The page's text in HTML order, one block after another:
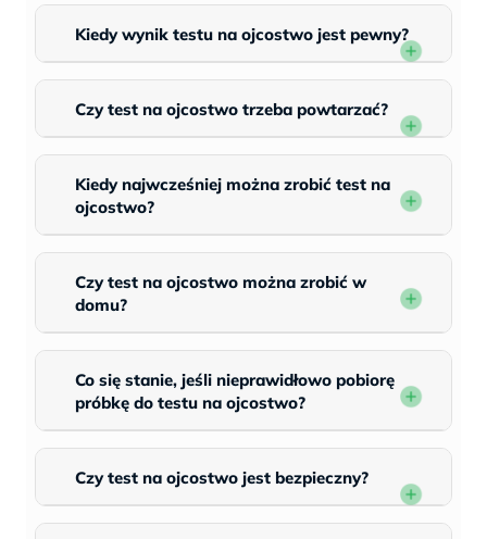
Kiedy wynik testu na ojcostwo jest pewny?
Czy test na ojcostwo trzeba powtarzać?
Kiedy najwcześniej można zrobić test na
ojcostwo?
Czy test na ojcostwo można zrobić w
domu?
Co się stanie, jeśli nieprawidłowo pobiorę
próbkę do testu na ojcostwo?
Czy test na ojcostwo jest bezpieczny?